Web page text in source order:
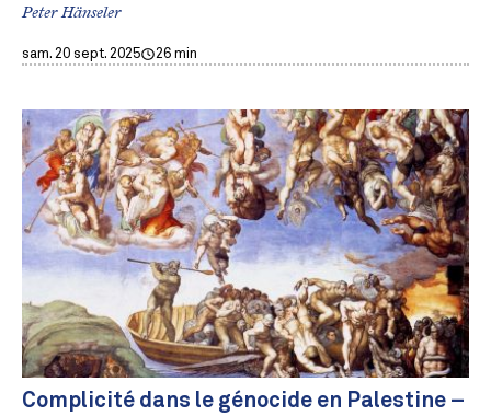
Peter Hänseler
sam. 20 sept. 2025 26 min
Complicité dans le génocide en Palestine –